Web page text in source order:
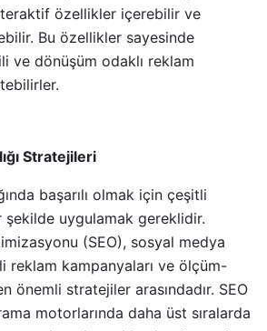
özellikler içerebilir ve
Bu özellikler sayesinde
ve dönüşüm odaklı reklam
Stratejileri
başarılı olmak için çeşitli
uygulamak gereklidir.
(SEO), sosyal medya
reklam kampanyaları ve ölçüm-
önemli stratejiler arasındadır. SEO
motorlarında daha üst sıralarda